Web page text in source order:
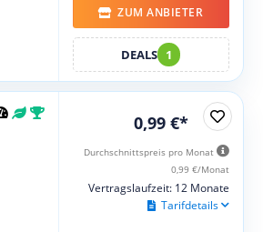
ZUM ANBIETER
DEALS 1
0,99 €*
Durchschnittspreis pro Monat
0,99 €/Monat
Vertragslaufzeit: 12 Monate
Tarifdetails